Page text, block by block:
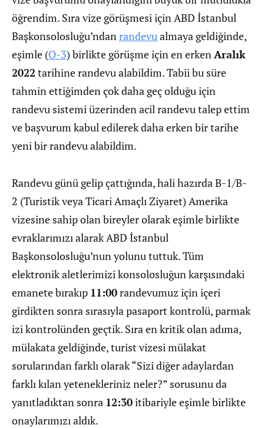
öğrendim. Sıra vize görüşmesi için ABD İstanbul
Başkonsolosluğu’ndanrandevualmaya geldiğinde,
eşimle (O-3) birlikte görüşme için en erkenAralık
2022 tarihine randevu alabildim. Tabii bu süre
tahmin ettiğimden çok daha geç olduğu için
randevu sistemi üzerinden acil randevu talep ettim
ve başvurum kabul edilerek daha erken bir tarihe
yeni bir randevu alabildim.
Randevu günü gelip çattığında, hali hazırda B-1/B-
2 (Turistik veya Ticari Amaçlı Ziyaret) Amerika
vizesine sahip olan bireyler olarak eşimle birlikte
evraklarımızı alarak ABD İstanbul
Başkonsolosluğu’nun yolunu tuttuk. Tüm
elektronik aletlerimizi konsolosluğun karşısındaki
emanete bırakıp 11:00randevumuz için içeri
girdikten sonra sırasıyla pasaport kontrolü, parmak
izi kontrolünden geçtik. Sıra en kritik olan adıma,
mülakata geldiğinde, turist vizesi mülakat
sorularından farklı olarak “Sizi diğer adaylardan
farklı kılan yetenekleriniz neler?” sorusunu da
yanıtladıktan sonra 12:30itibariyle eşimle birlikte
onaylarımızı aldık.